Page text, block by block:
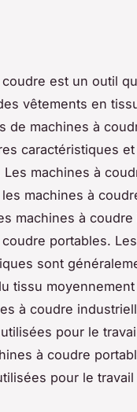
est un outil
vêtements en
de machines à
caractéristiques et
machines à
machines à
machines à
portables.
sont
tissu
à coudre
pour le
à coudre
pour le